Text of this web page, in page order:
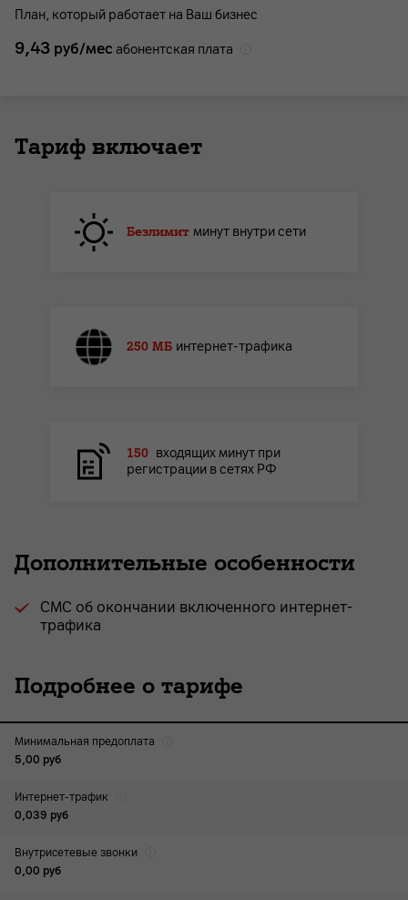
План, который работает на Ваш бизнес
9,43 руб/мес абонентская плата
Тариф включает
Безлимит минут внутри сети
250 МБ интернет-трафика
150 входящих минут при
регистрации в сетях РФ
Дополнительные особенности
СМС об окончании включенного интернет-
трафика
Подробнее о тарифе
Минимальная предоплата
5,00 руб
Интернет-трафик
0,039 руб
Внутрисетевые звонки
0,00 руб